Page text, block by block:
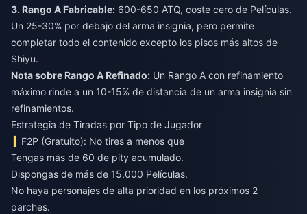
3. Rango A Fabricable: 600-650 ATQ, coste cero de Películas.
Un 25-30% por debajo del arma insignia, pero permite
completar todo el contenido excepto los pisos más altos de
Shiyu.
Nota sobre Rango A Refinado: Un Rango A con refinamiento
máximo rinde a un 10-15% de distancia de un arma insignia sin
refinamientos.
Estrategia de Tiradas por Tipo de Jugador
F2P (Gratuito): No tires a menos que
Tengas más de 60 de pity acumulado.
Dispongas de más de 15,000 Películas.
No haya personajes de alta prioridad en los próximos 2
parches.